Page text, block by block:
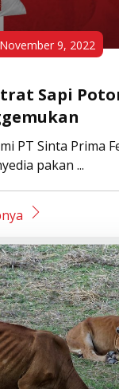
November 9, 2022
Sapi
PT Sinta Prima
pakan ...